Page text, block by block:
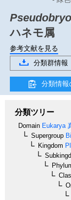
ハネモ属
参考文献を見る
分類群情報
分類情報
分類ツリー
Domain Eukarya
Supergroup
Kingdom